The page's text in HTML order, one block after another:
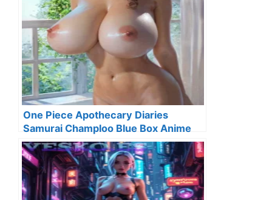
One Piece Apothecary Diaries
Samurai Champloo Blue Box Anime
Streaming